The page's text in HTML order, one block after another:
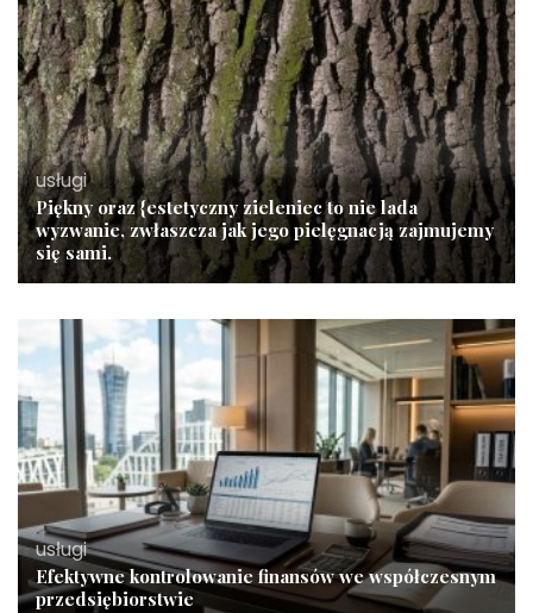
usługi
Piękny oraz {estetyczny zieleniec to nie lada
wyzwanie, zwłaszcza jak jego pielęgnacją zajmujemy
się sami.
usługi
Efektywne kontrolowanie finansów we współczesnym
przedsiębiorstwie